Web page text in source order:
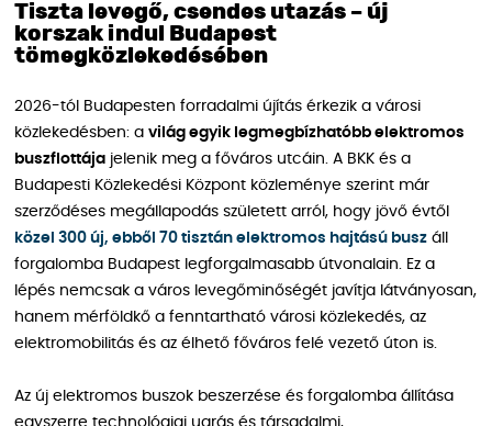
Tiszta levegő, csendes utazás – új
korszak indul Budapest
tömegközlekedésében
2026-tól Budapesten forradalmi újítás érkezik a városi
közlekedésben: a világ egyik legmegbízhatóbb elektromos
buszflottája jelenik meg a főváros utcáin. A BKK és a
Budapesti Közlekedési Központ közleménye szerint már
szerződéses megállapodás született arról, hogy jövő évtől
közel 300 új, ebből 70 tisztán elektromos hajtású busz áll
forgalomba Budapest legforgalmasabb útvonalain. Ez a
lépés nemcsak a város levegőminőségét javítja látványosan,
hanem mérföldkő a fenntartható városi közlekedés, az
elektromobilitás és az élhető főváros felé vezető úton is.
Az új elektromos buszok beszerzése és forgalomba állítása
egyszerre technológiai ugrás és társadalmi,